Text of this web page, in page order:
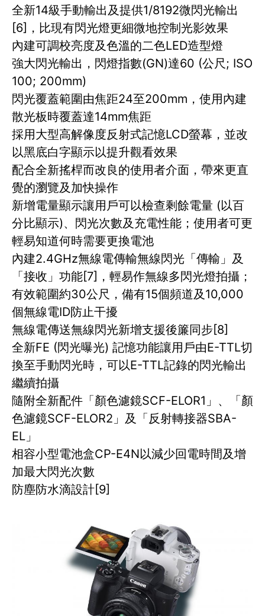
全新14級手動輸出及提供1/8192微閃光輸出
[6]，比現有閃光燈更細微地控制光影效果
內建可調校亮度及色溫的二色LED造型燈
強大閃光輸出，閃燈指數(GN)達60 (公尺; ISO
100; 200mm)
閃光覆蓋範圍由焦距24至200mm，使用內建
散光板時覆蓋達14mm焦距
採用大型高解像度反射式記憶LCD螢幕，並改
以黑底白字顯示以提升觀看效果
配合全新搖桿而改良的使用者介面，帶來更直
覺的瀏覽及加快操作
新增電量顯示讓用戶可以檢查剩餘電量 (以百
分比顯示)、閃光次數及充電性能；使用者可更
輕易知道何時需要更換電池
內建2.4GHz無線電傳輸無線閃光「傳輸」及
「接收」功能[7]，輕易作無線多閃光燈拍攝；
有效範圍約30公尺，備有15個頻道及10,000
個無線電ID防止干擾
無線電傳送無線閃光新增支援後簾同步[8]
全新FE (閃光曝光) 記憶功能讓用戶由E-TTL切
換至手動閃光時，可以E-TTL記錄的閃光輸出
繼續拍攝
隨附全新配件「顏色濾鏡SCF-ELOR1」、「顏
色濾鏡SCF-ELOR2」及「反射轉接器SBA-
EL」
相容小型電池盒CP-E4N以減少回電時間及增
加最大閃光次數
防塵防水滴設計[9]